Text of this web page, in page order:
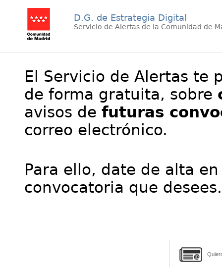
D.G. de Estrategia Digital
Servicio de Alertas de la Comunidad de
El Servicio de Alertas te
de forma gratuita, sobre
avisos de futuras
correo electrónico.
Para ello, date de alta
convocatoria que desees.